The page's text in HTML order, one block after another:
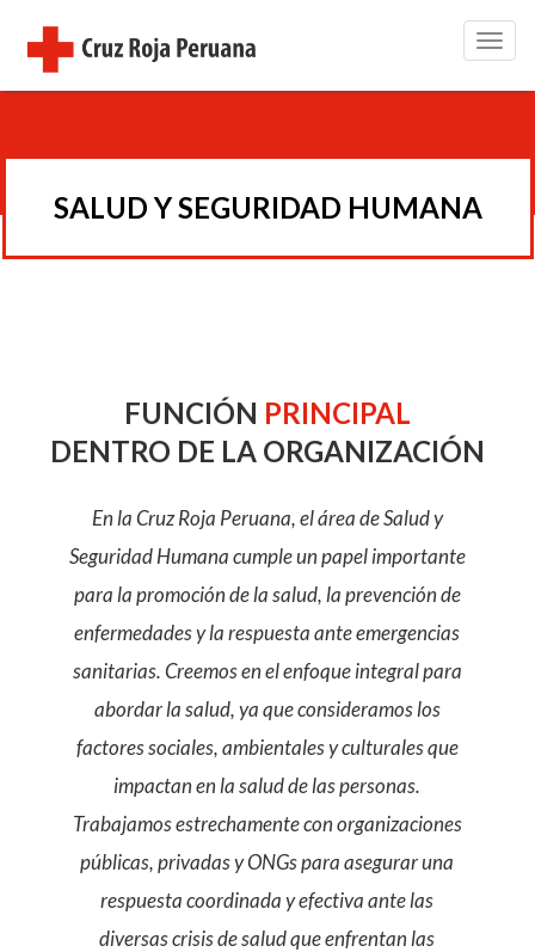
SALUD Y SEGURIDAD HUMANA
FUNCIÓN PRINCIPAL
DENTRO DE LA ORGANIZACIÓN
En la Cruz Roja Peruana, el área de Salud y
Seguridad Humana cumple un papel importante
para la promoción de la salud, la prevención de
enfermedades y la respuesta ante emergencias
sanitarias.Creemos en el enfoque integral para
abordar la salud, ya que consideramos los
factores sociales, ambientales y culturales que
impactan en la salud de las personas.
Trabajamos estrechamente con organizaciones
públicas, privadas y ONGs para asegurar una
respuesta coordinada y efectiva ante las
diversas crisis de salud que enfrentan las